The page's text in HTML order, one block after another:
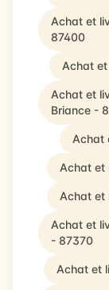
Achat et
87400
Achat
Achat et
Briance -
Achat
Achat et
Achat et
Achat et
- 87370
Achat et